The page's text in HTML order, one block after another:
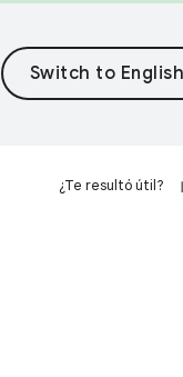
¿Te resultó útil?